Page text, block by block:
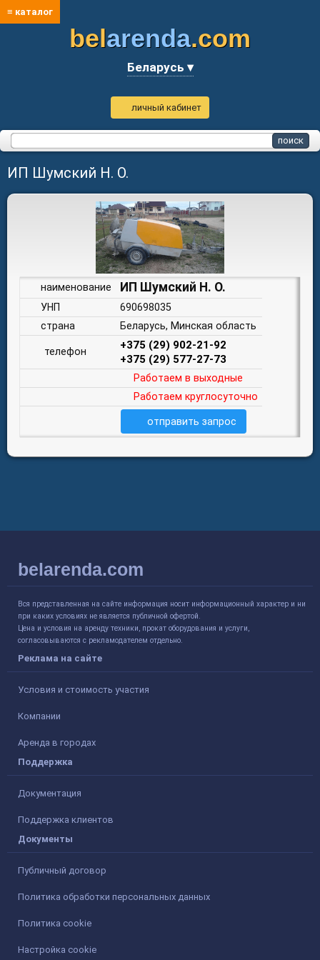
≡ каталог
belarenda.com
Беларусь ▾
личный кабинет
ИП Шумский Н. О.
наименование ИП Шумский Н. О.
УНП
690698035
страна
Беларусь, Минская область
телефон
+375 (29) 902-21-92
+375 (29) 577-27-73
Работаем в выходные
Работаем круглосуточно
отправить запрос
belarenda.com
Вся представленная на сайте информация носит информационный характер и ни
при каких условиях не является публичной офертой.
Цена и условия на аренду техники, прокат оборудования и услуги,
согласовываются с рекламодателем отдельно.
Реклама на сайте
Условия и стоимость участия
Компании
Аренда в городах
Поддержка
Документация
Поддержка клиентов
Документы
Публичный договор
Политика обработки персональных данных
Политика cookie
Настройка cookie